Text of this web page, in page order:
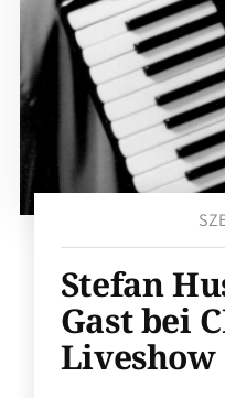
Stefan
Gast bei
Liveshow